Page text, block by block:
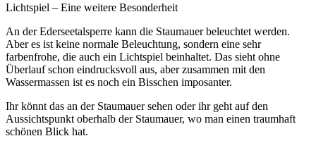
Lichtspiel – Eine weitere Besonderheit
An der Ederseetalsperre kann die Staumauer beleuchtet werden.
Aber es ist keine normale Beleuchtung, sondern eine sehr
farbenfrohe, die auch ein Lichtspiel beinhaltet. Das sieht ohne
Überlauf schon eindrucksvoll aus, aber zusammen mit den
Wassermassen ist es noch ein Bisschen imposanter.
Ihr könnt das an der Staumauer sehen oder ihr geht auf den
Aussichtspunkt oberhalb der Staumauer, wo man einen traumhaft
schönen Blick hat.